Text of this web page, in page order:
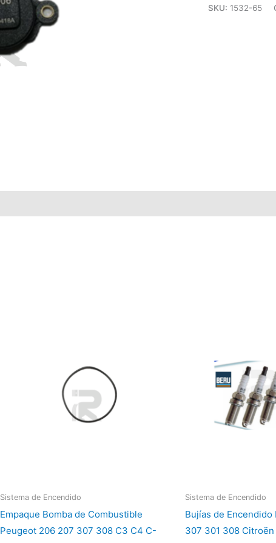
SKU: 1532-65
Sistema de Encendido
Empaque Bomba de Combustible
Peugeot 206 207 307 308 C3 C4 C-
Sistema de Encendido
Bujías de
307 301 308